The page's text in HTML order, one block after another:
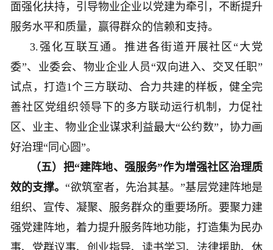
面强化扶持，引导物业企业以党建为牵引，不断提升
服务水平和质量，赢得群众的信赖和支持。
3.强化互联互通。推进各街道开展社区“大党
委”、业委会、物业企业人员“双向进入、交叉任职”
试点，打造1个三方联动、合力共建的样板，健全完
善社区党组织领导下的多方联动运行机制，力促社
区、业主、物业企业谋求利益最大“公约数”，协力画
好治理“同心圆”。
（五）把“建阵地、强服务”作为增强社区治理质
效的支撑。“欲筑室者，先治其基。”基层党建阵地是
组织、宣传、凝聚、服务群众的重要场所。要聚力建
强党建阵地，着力提升服务阵地功能，打造集为民办